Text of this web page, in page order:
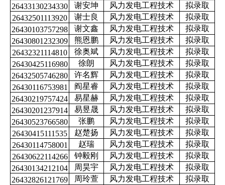
26433130234330
谢安坤 风力发电工程技术
拟录取
26432501113920
谢士良 风力发电工程技术
拟录取
26430103757298
谢文鑫 风力发电工程技术
拟录取
26430801232309
熊恩鹏 风力发电工程技术
拟录取
26432321114810
徐奥斌 风力发电工程技术
拟录取
26430425116980
徐朗 风力发电工程技术
拟录取
26432505746280
许名辉 风力发电工程技术
拟录取
26430116753981
阎星睿 风力发电工程技术
拟录取
26430219757424
易星赫 风力发电工程技术
拟录取
26430201237914
易昱晟 风力发电工程技术
拟录取
26430523766580
张鹏 风力发电工程技术
拟录取
26430415111535
赵楚扬 风力发电工程技术
拟录取
26430114758001
赵瑞 风力发电工程技术
拟录取
26430622114266
钟毅刚 风力发电工程技术
拟录取
26430134212104
周昊宇 风力发电工程技术
拟录取
26432826121769
周玲萱 风力发电工程技术
拟录取